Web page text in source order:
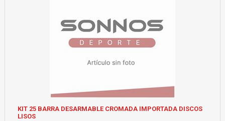
KIT 25 BARRA DESARMABLE CROMADA IMPORTADA DISCOS
LISOS